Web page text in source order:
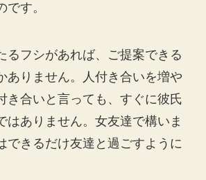
す。
るフシがあれば、ご提案できる
ありません。人付き合いを増や
き合いと言っても、すぐに彼氏
はありません。女友達で構いま
できるだけ友達と過ごすように